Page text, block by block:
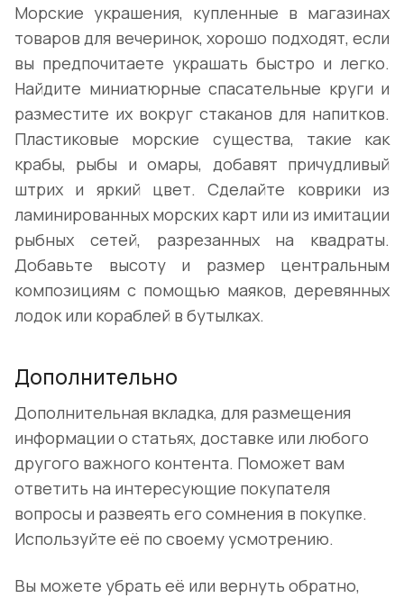
Морские украшения, купленные в магазинах
товаров для вечеринок, хорошо подходят, если
вы предпочитаете украшать быстро и легко.
Найдите миниатюрные спасательные круги и
разместите их вокруг стаканов для напитков.
Пластиковые морские существа, такие как
крабы, рыбы и омары, добавят причудливый
штрих и яркий цвет. Сделайте коврики из
ламинированных морских карт или из имитации
рыбных сетей, разрезанных на квадраты.
Добавьте высоту и размер центральным
композициям с помощью маяков, деревянных
лодок или кораблей в бутылках.
Дополнительно
Дополнительная вкладка, для размещения
информации о статьях, доставке или любого
другого важного контента. Поможет вам
ответить на интересующие покупателя
вопросы и развеять его сомнения в покупке.
Используйте её по своему усмотрению.
Вы можете убрать её или вернуть обратно,